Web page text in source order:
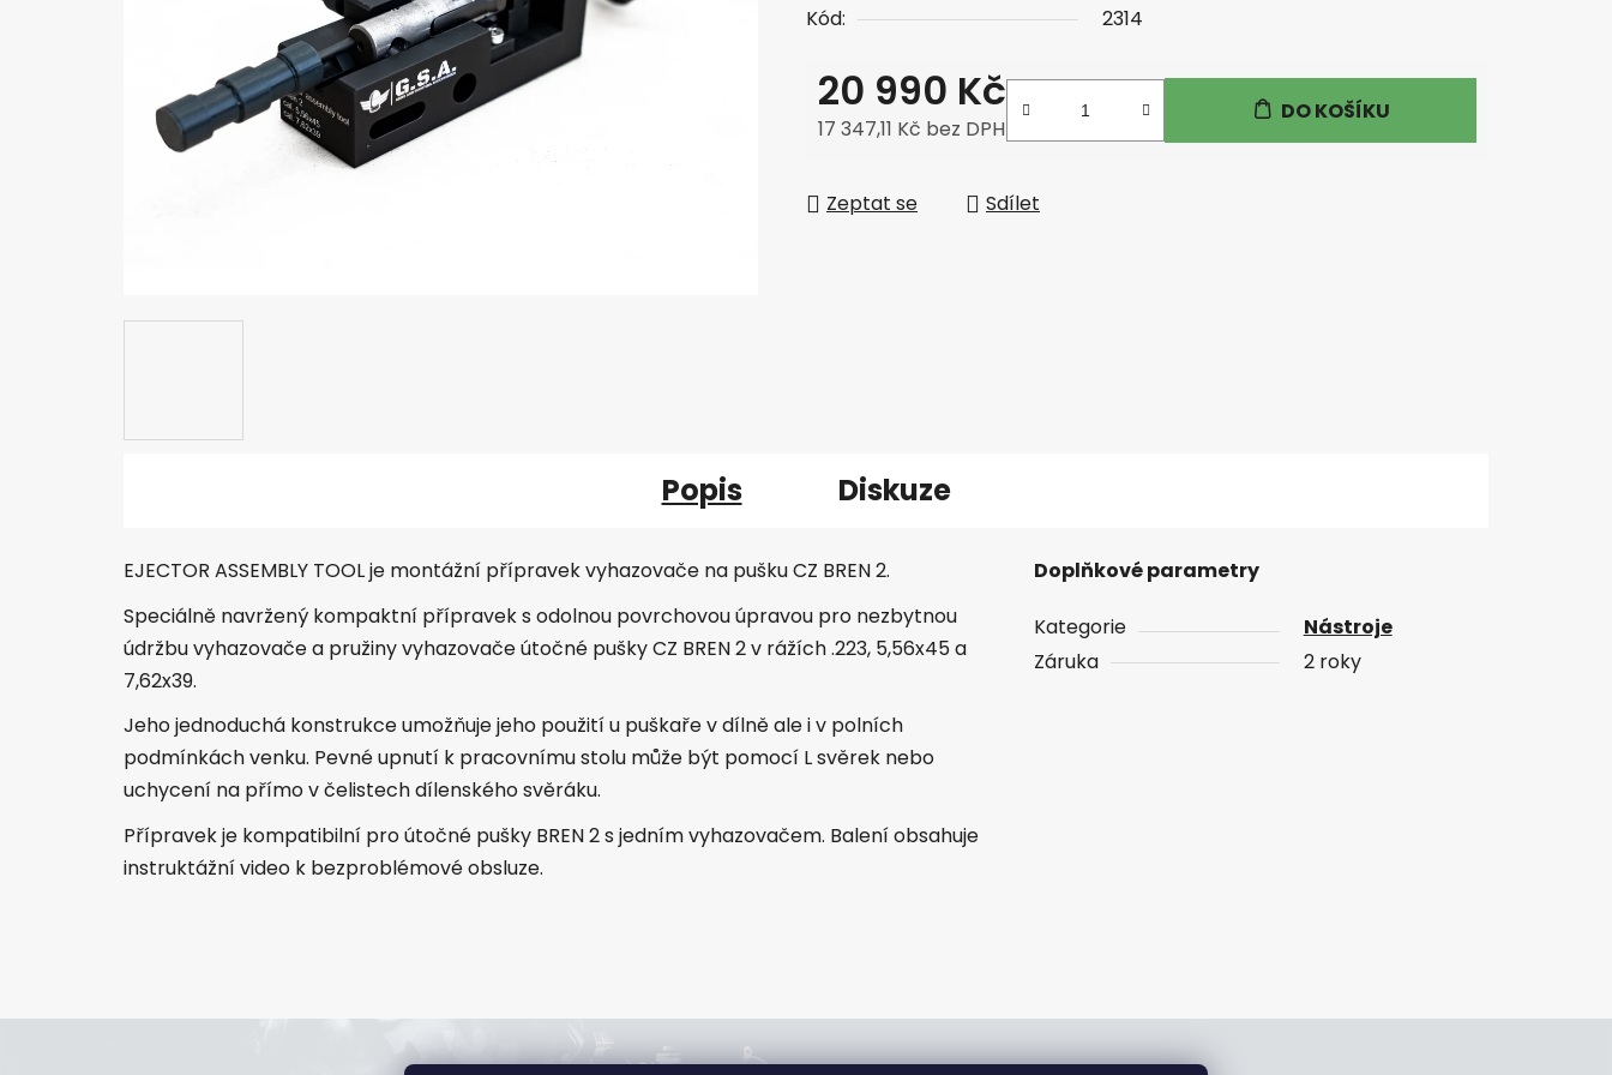
Kód:
2314
20 990 Kč
17 347,11 Kč bez DPH
DO KOŠÍKU
Zeptat se Sdílet
Popis Diskuze
EJECTOR ASSEMBLY TOOL je montážní přípravek vyhazovače na pušku CZ BREN 2.
Speciálně navržený kompaktní přípravek s odolnou povrchovou úpravou pro nezbytnou
údržbu vyhazovače a pružiny vyhazovače útočné pušky CZ BREN 2 v rážích .223, 5,56x45 a
7,62x39.
Jeho jednoduchá konstrukce umožňuje jeho použití u puškaře v dílně ale i v polních
podmínkách venku. Pevné upnutí k pracovnímu stolu může být pomocí L svěrek nebo
uchycení na přímo v čelistech dílenského svěráku.
Přípravek je kompatibilní pro útočné pušky BREN 2 s jedním vyhazovačem. Balení obsahuje
instruktážní video k bezproblémové obsluze.
Doplňkové parametry
Kategorie
Nástroje
Záruka
2 roky